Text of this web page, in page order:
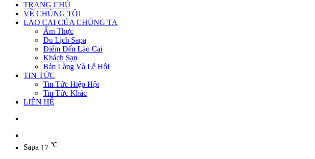
TRANG CHỦ
VỀ CHÚNG TÔI
LÀO CAI CỦA CHÚNG TA
Ẩm Thực
Du Lịch Sapa
Điểm Đến Lào Cai
Khách Sạn
Bản Làng Và Lễ Hội
TIN TỨC
Tin Tức Hiệp Hội
Tin Tức Khác
LIÊN HỆ
Sapa 17 ℃